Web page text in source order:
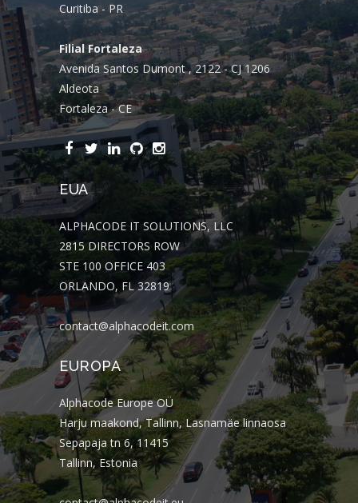
Curitiba - PR
Filial Fortaleza
Avenida Santos Dumont , 2122 - CJ 1206
Aldeota
Fortaleza - CE
EUA
ALPHACODE IT SOLUTIONS, LLC
2815 DIRECTORS ROW
STE 100 OFFICE 403
ORLANDO, FL 32819
contact@alphacodeit.com
EUROPA
Alphacode Europe OÜ
Harju maakond, Tallinn, Lasnamäe linnaosa
Sepapaja tn 6, 11415
Tallinn, Estonia